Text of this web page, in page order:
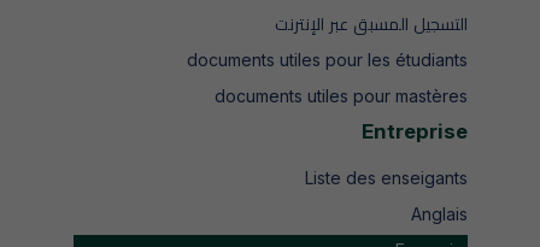
التسجيل المسبق عبر الإنترنت
documents utiles pour les étudiants
documents utiles pour mastères
Entreprise
Liste des enseigants
Anglais